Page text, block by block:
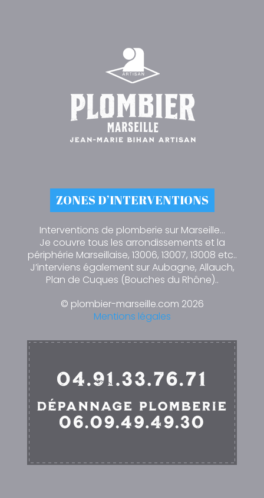
ZONES D’INTERVENTIONS
Interventions de plomberie sur Marseille…
Je couvre tous les arrondissements et la
périphérie Marseillaise, 13006, 13007, 13008 etc..
J’interviens également sur Aubagne, Allauch,
Plan de Cuques (Bouches du Rhône)..
© plombier-marseille.com 2026
Mentions légales